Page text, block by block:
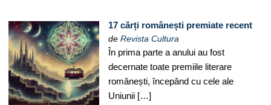
17 cărți românești premiate recent
deRevista Cultura
În prima parte a anului au fost
decernate toate premiile literare
românești, începând cu cele ale
Uniunii […]